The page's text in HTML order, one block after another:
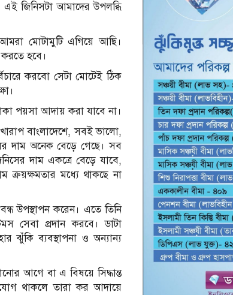
এই জিনিসটা আমাদের উপলব্ধি
মোটামুটি এগিয়ে আছি।
হবে।
করবো সেটা মোটেই ঠিক
পয়সা আদায় করা যাবে না।
বাংলাদেশে, সবই ভালো,
দাম অনেক বেড়ে গেছে। সব
দাম একত্রে বেড়ে যাবে,
মধ্যে থাকছে না
উপস্থাপন করেন। এতে তিনি
সেবা প্রদান করবে। ডাটা
ঝুঁকি ব্যবস্থাপনা ও অন্যান্য
আগে বা এ বিষয়ে সিদ্ধান্ত
থাকলে তারা কর আদায়ে